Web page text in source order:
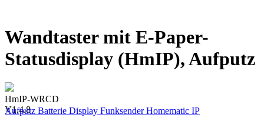
Wandtaster mit E-Paper-
Statusdisplay (HmIP), Aufputz
HmIP-WRCD
V1.4.8
Aufputz Batterie Display FunksenderHomematic IP